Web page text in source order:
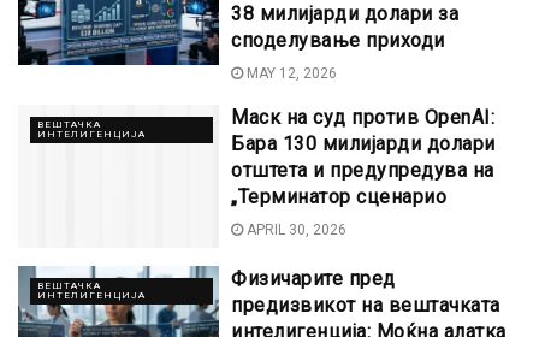
38 милијарди долари за
споделување приходи
MAY 12, 2026
ВЕШТАЧКА
ИНТЕЛИГЕНЦИЈА
Маск на суд против OpenAI:
Бара 130 милијарди долари
отштета и предупредува на
„Терминатор сценарио
APRIL 30, 2026
ВЕШТАЧКА
ИНТЕЛИГЕНЦИЈА
Физичарите пред
предизвикот на вештачката
интелигенција: Моќна алатка